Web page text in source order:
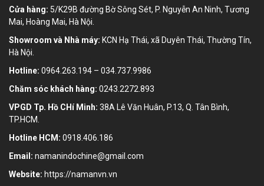
Cửa hàng: 5/K29B đường Bờ Sông Sét, P. Nguyễn An Ninh, Tương
Mai, Hoàng Mai, Hà Nội.
Showroom và Nhà máy: KCN Hạ Thái, xã Duyên Thái, Thường Tín,
Hà Nội.
Hotline: 0964.263.194 – 034.737.9986
Chăm sóc khách hàng: 0243.2272.893
VPGD Tp. Hồ CHí Minh: 38A Lê Văn Huân, P.13, Q. Tân Bình,
TP.HCM.
Hotline HCM: 0918.406.186
Email: namanindochine@gmail.com
Website: https://namanvn.vn